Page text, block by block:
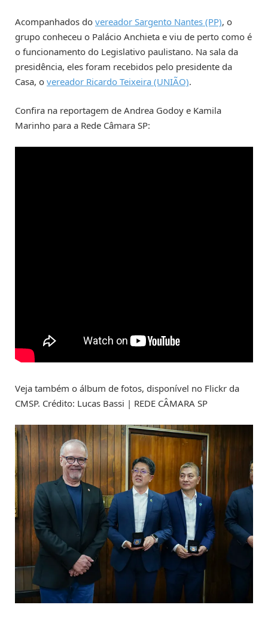
Acompanhados do vereador Sargento Nantes (PP), o
grupo conheceu o Palácio Anchieta e viu de perto como é
o funcionamento do Legislativo paulistano. Na sala da
presidência, eles foram recebidos pelo presidente da
Casa, o vereador Ricardo Teixeira (UNIÃO).
Confira na reportagem de Andrea Godoy e Kamila
Marinho para a Rede Câmara SP:
Veja também o álbum de fotos, disponível no Flickr da
CMSP. Crédito: Lucas Bassi | REDE CÂMARA SP